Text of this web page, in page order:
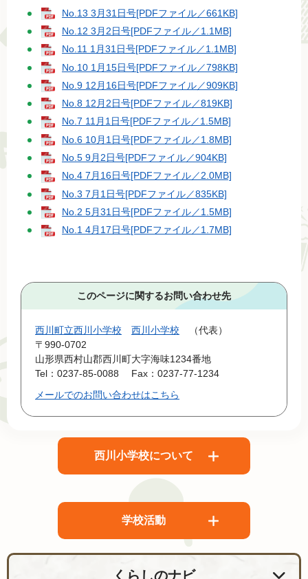
No.13 3月31日号[PDFファイル／661KB]
No.12 3月2日号[PDFファイル／1.1MB]
No.11 1月31日号[PDFファイル／1.1MB]
No.10 1月15日号[PDFファイル／798KB]
No.9 12月16日号[PDFファイル／909KB]
No.8 12月2日号[PDFファイル／819KB]
No.7 11月1日号[PDFファイル／1.5MB]
No.6 10月1日号[PDFファイル／1.8MB]
No.5 9月2日号[PDFファイル／904KB]
No.4 7月16日号[PDFファイル／2.0MB]
No.3 7月1日号[PDFファイル／835KB]
No.2 5月31日号[PDFファイル／1.5MB]
No.1 4月17日号[PDFファイル／1.7MB]
このページに関するお問い合わせ先
西川町立西川小学校 西川小学校
代表
〒990-0702
山形県西村山郡西川町大字海味1234番地
Tel：0237-85-0088
Fax：0237-77-1234
メールでのお問い合わせはこちら
西川小学校について
学校活動
くらしのナビ